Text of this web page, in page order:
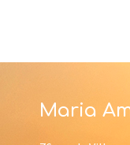
Maria